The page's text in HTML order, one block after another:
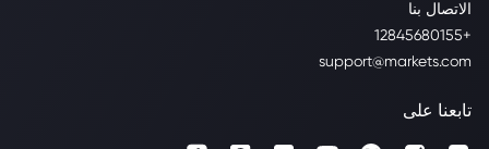
الاتصال بنا
+12845680155
support@markets.com
تابعنا على